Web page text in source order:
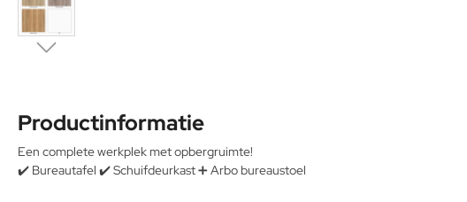
Productinformatie
Een complete werkplek met opbergruimte!
✔️ Bureautafel ✔️ Schuifdeurkast ➕ Arbo bureaustoel